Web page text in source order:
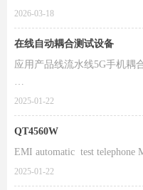
障”质疑，误唤醒导致隐私焦
业痛点，以专业声学环境+唤
可量化、可追溯、可量产的
2026-03-18
在线自动耦合测试设备
应用产品线流水线5G手机耦
● 结构平台化设计，适用5G
● 支持手机5G、WiFi6E(整
支持快速切换机型测试
●自动扫码，自动定位，测
2025-01-22
QT4560W
EMI automatic test telephone
2025-01-22